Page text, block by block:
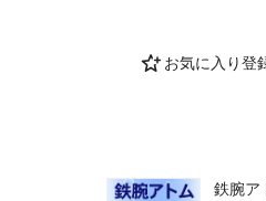
お気に入り登
鉄腕